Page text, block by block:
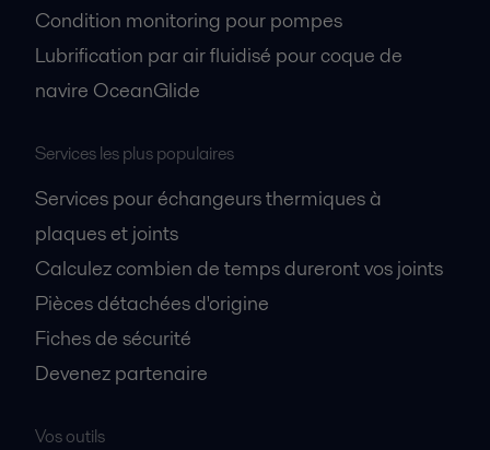
Condition monitoring pour pompes
Lubrification par air fluidisé pour coque de
navire OceanGlide
Services les plus populaires
Services pour échangeurs thermiques à
plaques et joints
Calculez combien de temps dureront vos joints
Pièces détachées d'origine
Fiches de sécurité
Devenez partenaire
Vos outils